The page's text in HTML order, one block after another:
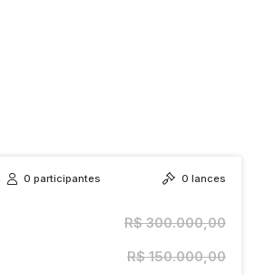
0 participantes 0 lances
R$ 300.000,00
R$ 150.000,00